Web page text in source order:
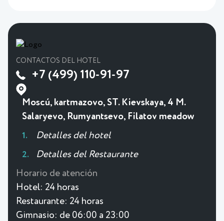
CONTACTOS DEL HOTEL
+7 (499) 110-91-97
Moscú, kartmazovo, ST. Kievskaya, 4 M.
Salaryevo, Rumyantsevo, Filatov meadow
Detalles del hotel
Detalles del Restaurante
Horario de atención
Hotel: 24 horas
Restaurante: 24 horas
Gimnasio: de 06:00 a 23:00